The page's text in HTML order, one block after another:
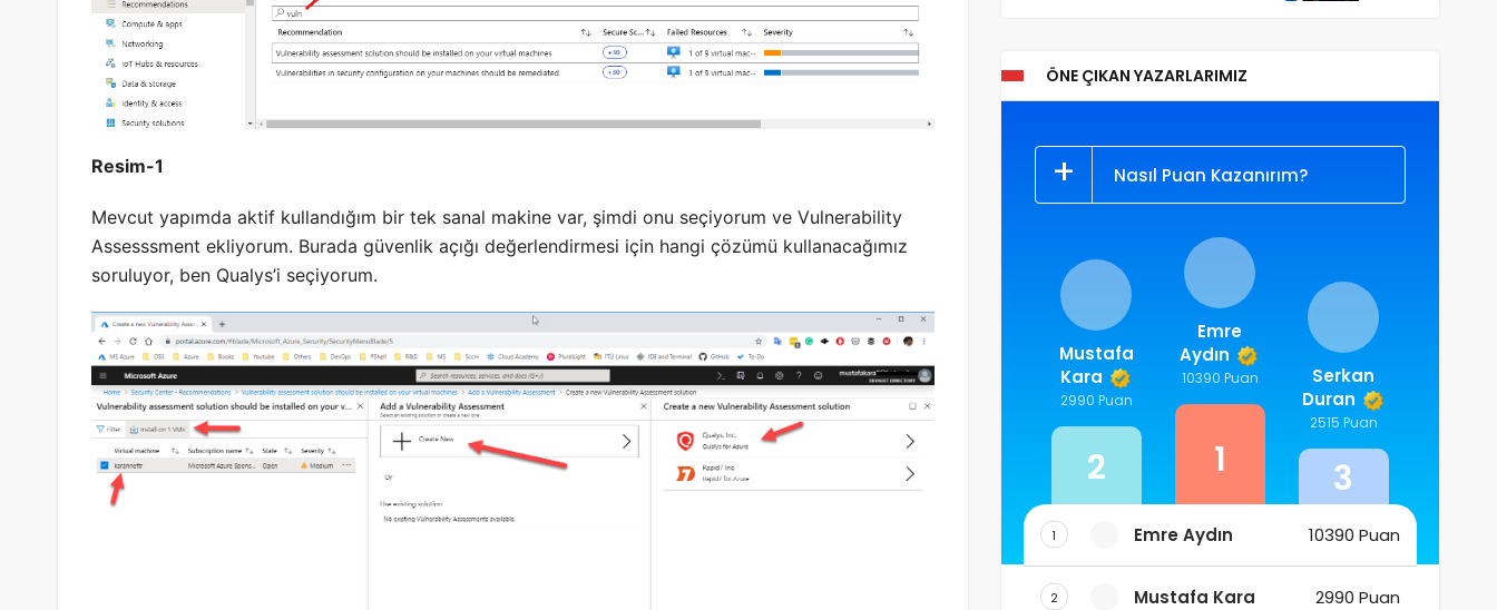
Resim-1
Mevcut yapımda aktif kullandığım bir tek sanal makine var, şimdi onu seçiyorum ve Vulnerability
Assesssment ekliyorum. Burada güvenlik açığı değerlendirmesi için hangi çözümü kullanacağımız
soruluyor, ben Qualys’i seçiyorum.
ÖNE ÇIKAN YAZARLARIMIZ
Nasıl Puan Kazanırım?
Emre
Aydın
10390 Puan
1
Mustafa
Kara
2990 Puan
2
Serkan
Duran
2515 Puan
3
1 Emre Aydın 10390 Puan
2 Mustafa Kara 2990 Puan